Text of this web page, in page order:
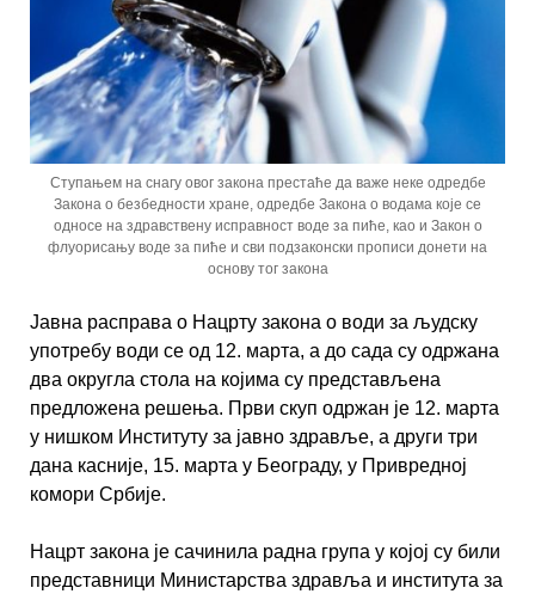
Ступањем на снагу овог закона престаће да важе неке одредбе
Закона о безбедности хране, одредбе Закона о водама које се
односе на здравствену исправност воде за пиће, као и Закон о
флуорисању воде за пиће и сви подзаконски прописи донети на
основу тог закона
Јавна расправа о Нацрту закона о води за људску
употребу води се од 12. марта, а до сада су одржана
два округла стола на којима су представљена
предложена решења. Први скуп одржан је 12. марта
у нишком Институту за јавно здравље, а други три
дана касније, 15. марта у Београду, у Привредној
комори Србије.
Нацрт закона је сачинила радна група у којој су били
представници Министарства здравља и института за